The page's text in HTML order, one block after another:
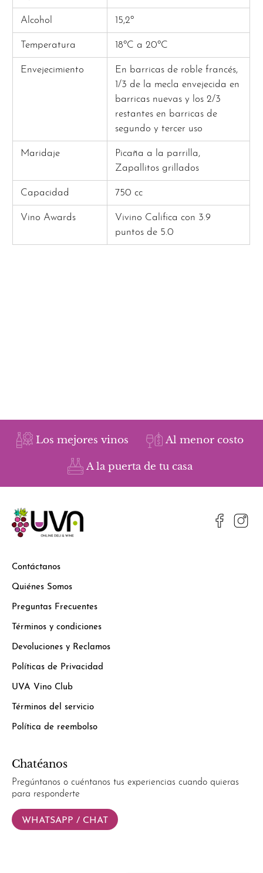
Alcohol 15,2º
Temperatura 18ºC a 20ºC
Envejecimiento
En barricas de roble francés,
1/3 de la mecla envejecida en
barricas nuevas y los 2/3
restantes en barricas de
segundo y tercer uso
Maridaje
Picaña a la parrilla,
Zapallitos grillados
Capacidad 750 cc
Vino Awards
Vivino Califica con 3.9
puntos de 5.0
Los mejores vinos Al menor costo
A la puerta de tu casa
Contáctanos
Quiénes Somos
Preguntas Frecuentes
Términos y condiciones
Devoluciones y Reclamos
Políticas de Privacidad
UVA Vino Club
Términos del servicio
Política de reembolso
Chatéanos
Pregúntanos o cuéntanos tus experiencias cuando quieras
para responderte
WHATSAPP / CHAT